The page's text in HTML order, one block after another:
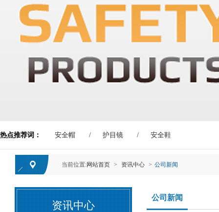
热点推荐词： 安全帽 护目镜 安全鞋
当前位置:网站首页 > 资讯中心 > 公司新闻
资讯中心
公司新闻